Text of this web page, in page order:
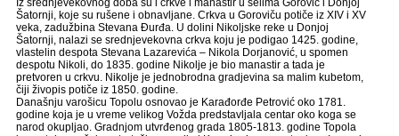
Šatornji, koje su rušene i obnavljane. Crkva u Goroviču potiče iz XIV i XV
veka, zadužbina Stevana Đurđa. U dolini Nikoljske reke u Donjoj
Šatornji, nalazi se srednjevekovna crkva koju je podigao 1425. godine,
vlastelin despota Stevana Lazarevića – Nikola Dorjanović, u spomen
despotu Nikoli, do 1835. godine Nikolje je bio manastir a tada je
pretvoren u crkvu. Nikolje je jednobrodna gradjevina sa malim kubetom,
čiji živopis potiče iz 1850. godine.
Današnju varošicu Topolu osnovao je Karađorđe Petrović oko 1781.
godine koja je u vreme velikog Vožda predstavljala centar oko koga se
narod okupljao. Gradnjom utvrđenog grada 1805-1813. godine Topola